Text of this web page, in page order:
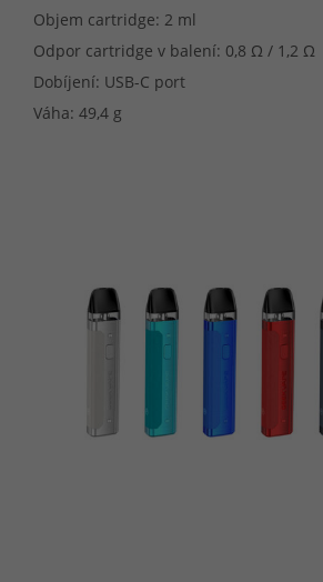
Objem cartridge: 2 ml
Odpor cartridge v balení: 0,8 Ω / 1,2 Ω
Dobíjení: USB-C port
Váha: 49,4 g